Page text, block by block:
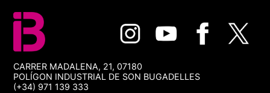
CARRER MADALENA, 21, 07180
POLÍGON INDUSTRIAL DE SON BUGADELLES
(+34) 971 139 333